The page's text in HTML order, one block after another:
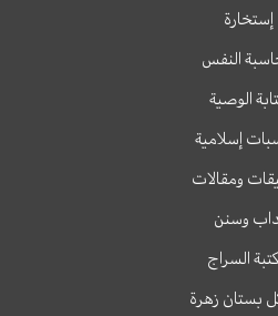
إستخارة
النفس
الوصية
إسلامية
ومقالات
وسنن
السراج
بستان زهرة